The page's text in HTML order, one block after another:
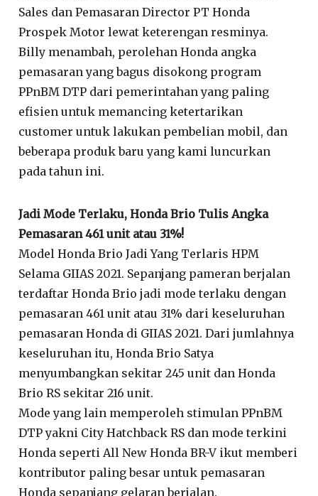
Sales dan Pemasaran Director PT Honda
Prospek Motor lewat keterengan resminya.
Billy menambah, perolehan Honda angka
pemasaran yang bagus disokong program
PPnBM DTP dari pemerintahan yang paling
efisien untuk memancing ketertarikan
customer untuk lakukan pembelian mobil, dan
beberapa produk baru yang kami luncurkan
pada tahun ini.
Jadi Mode Terlaku, Honda Brio Tulis Angka
Pemasaran 461 unit atau 31%!
Model Honda Brio Jadi Yang Terlaris HPM
Selama GIIAS 2021. Sepanjang pameran berjalan
terdaftar Honda Brio jadi mode terlaku dengan
pemasaran 461 unit atau 31% dari keseluruhan
pemasaran Honda di GIIAS 2021. Dari jumlahnya
keseluruhan itu, Honda Brio Satya
menyumbangkan sekitar 245 unit dan Honda
Brio RS sekitar 216 unit.
Mode yang lain memperoleh stimulan PPnBM
DTP yakni City Hatchback RS dan mode terkini
Honda seperti All New Honda BR-V ikut memberi
kontributor paling besar untuk pemasaran
Honda sepanjang gelaran berjalan.